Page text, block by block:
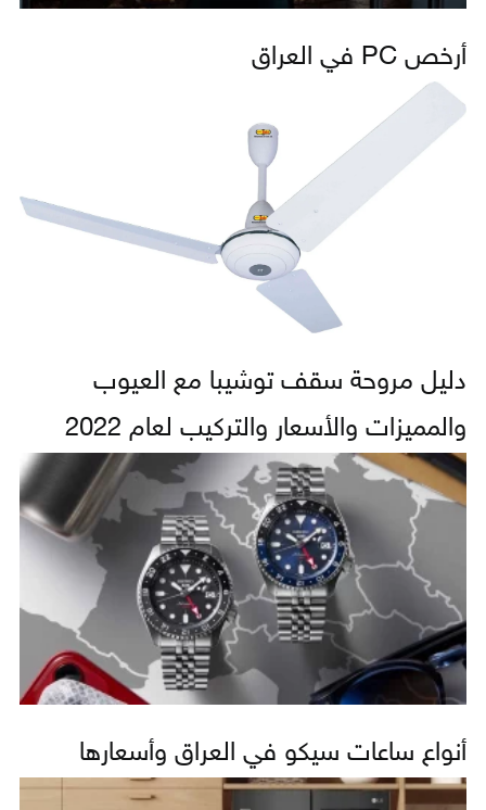
أرخص PC في العراق
دليل مروحة سقف توشيبا مع العيوب
والمميزات والأسعار والتركيب لعام 2022
أنواع ساعات سيكو في العراق وأسعارها